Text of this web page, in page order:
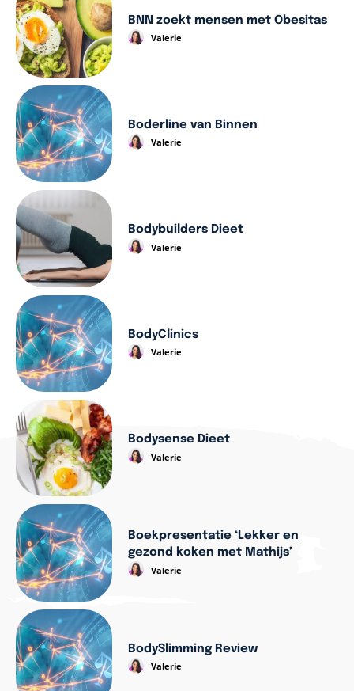
BNN zoekt mensen met Obesitas
Valerie
Boderline van Binnen
Valerie
Bodybuilders Dieet
Valerie
BodyClinics
Valerie
Bodysense Dieet
Valerie
Boekpresentatie ‘Lekker en
gezond koken met Mathijs’
Valerie
BodySlimming Review
Valerie